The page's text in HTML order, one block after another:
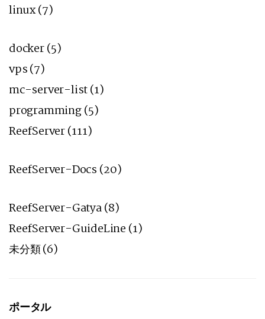
linux(7)
docker(5)
vps(7)
mc-server-list(1)
programming(5)
ReefServer(111)
ReefServer-Docs (20)
ReefServer-Gatya(8)
ReefServer-GuideLine (1)
未分類(6)
ポータル